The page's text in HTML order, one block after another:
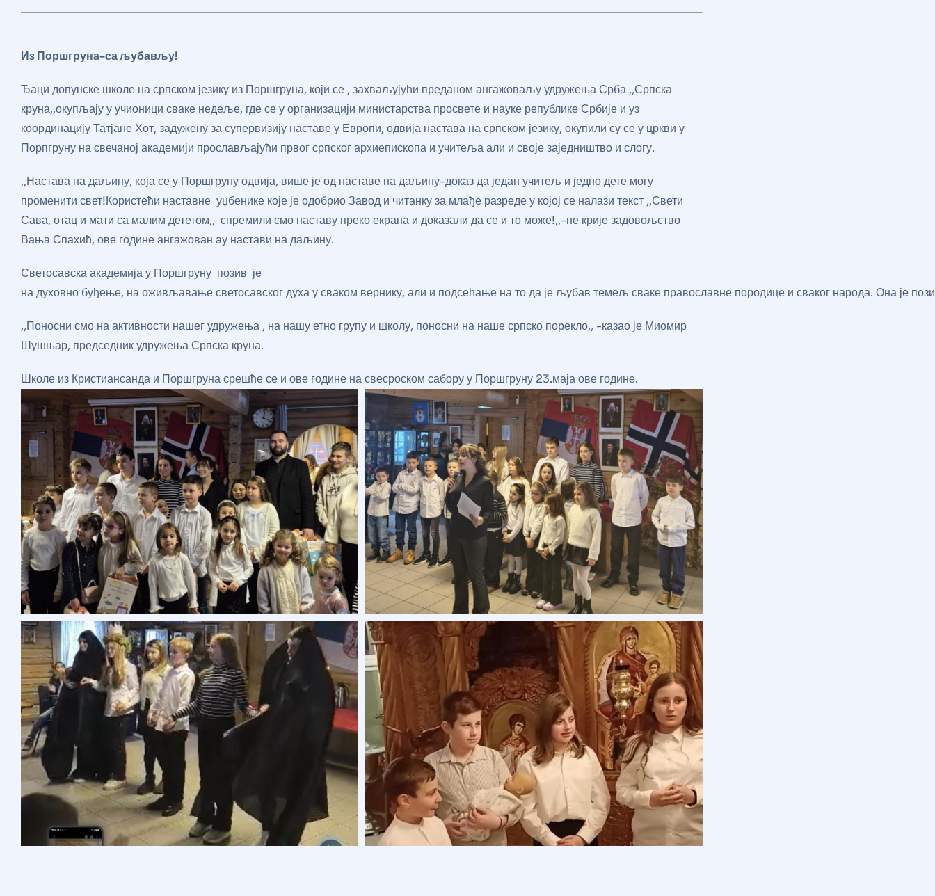
Из Поршгруна-са љубављу!
Ђаци допунске школе на српском језику из Поршгруна, који се , захваљујући преданом ангажоваљу удружења Срба ,,Српска
круна,,окупљају у учионици сваке недеље, где се у организацији министарства просвете и науке републике Србије и уз
координацију Татјане Хот, задужену за супервизију наставе у Европи, одвија настава на српском језику, окупили су се у цркви у
Порпгруну на свечаној академији прослављајући првог српског архиепископа и учитеља али и своје заједништво и слогу.
,,Настава на даљину, која се у Поршгруну одвија, више је од наставе на даљину-доказ да један учитељ и једно дете могу
променити свет!Користећи наставне уџбенике које је одобрио Завод и читанку за млађе разреде у којој се налази текст ,,Свети
Сава, отац и мати са малим дететом,, спремили смо наставу преко екрана и доказали да се и то може!,,-не крије задовољство
Вања Спахић, ове године ангажован ау настави на даљину.
Светосавска академија у Поршгруну позив је
на духовно буђење, на оживљавање светосавског духа у сваком вернику, али и подсећање на то да је љубав темељ сваке православне породице и сваког народа. Она је
,,Поносни смо на активности нашег удружења , на нашу етно групу и школу, поносни на наше српско порекло,, -казао је Миомир
Шушњар, председник удружења Српска круна.
Школе из Кристиансанда и Поршгруна срешће се и ове године на свесроском сабору у Поршгруну 23.маја ове године.